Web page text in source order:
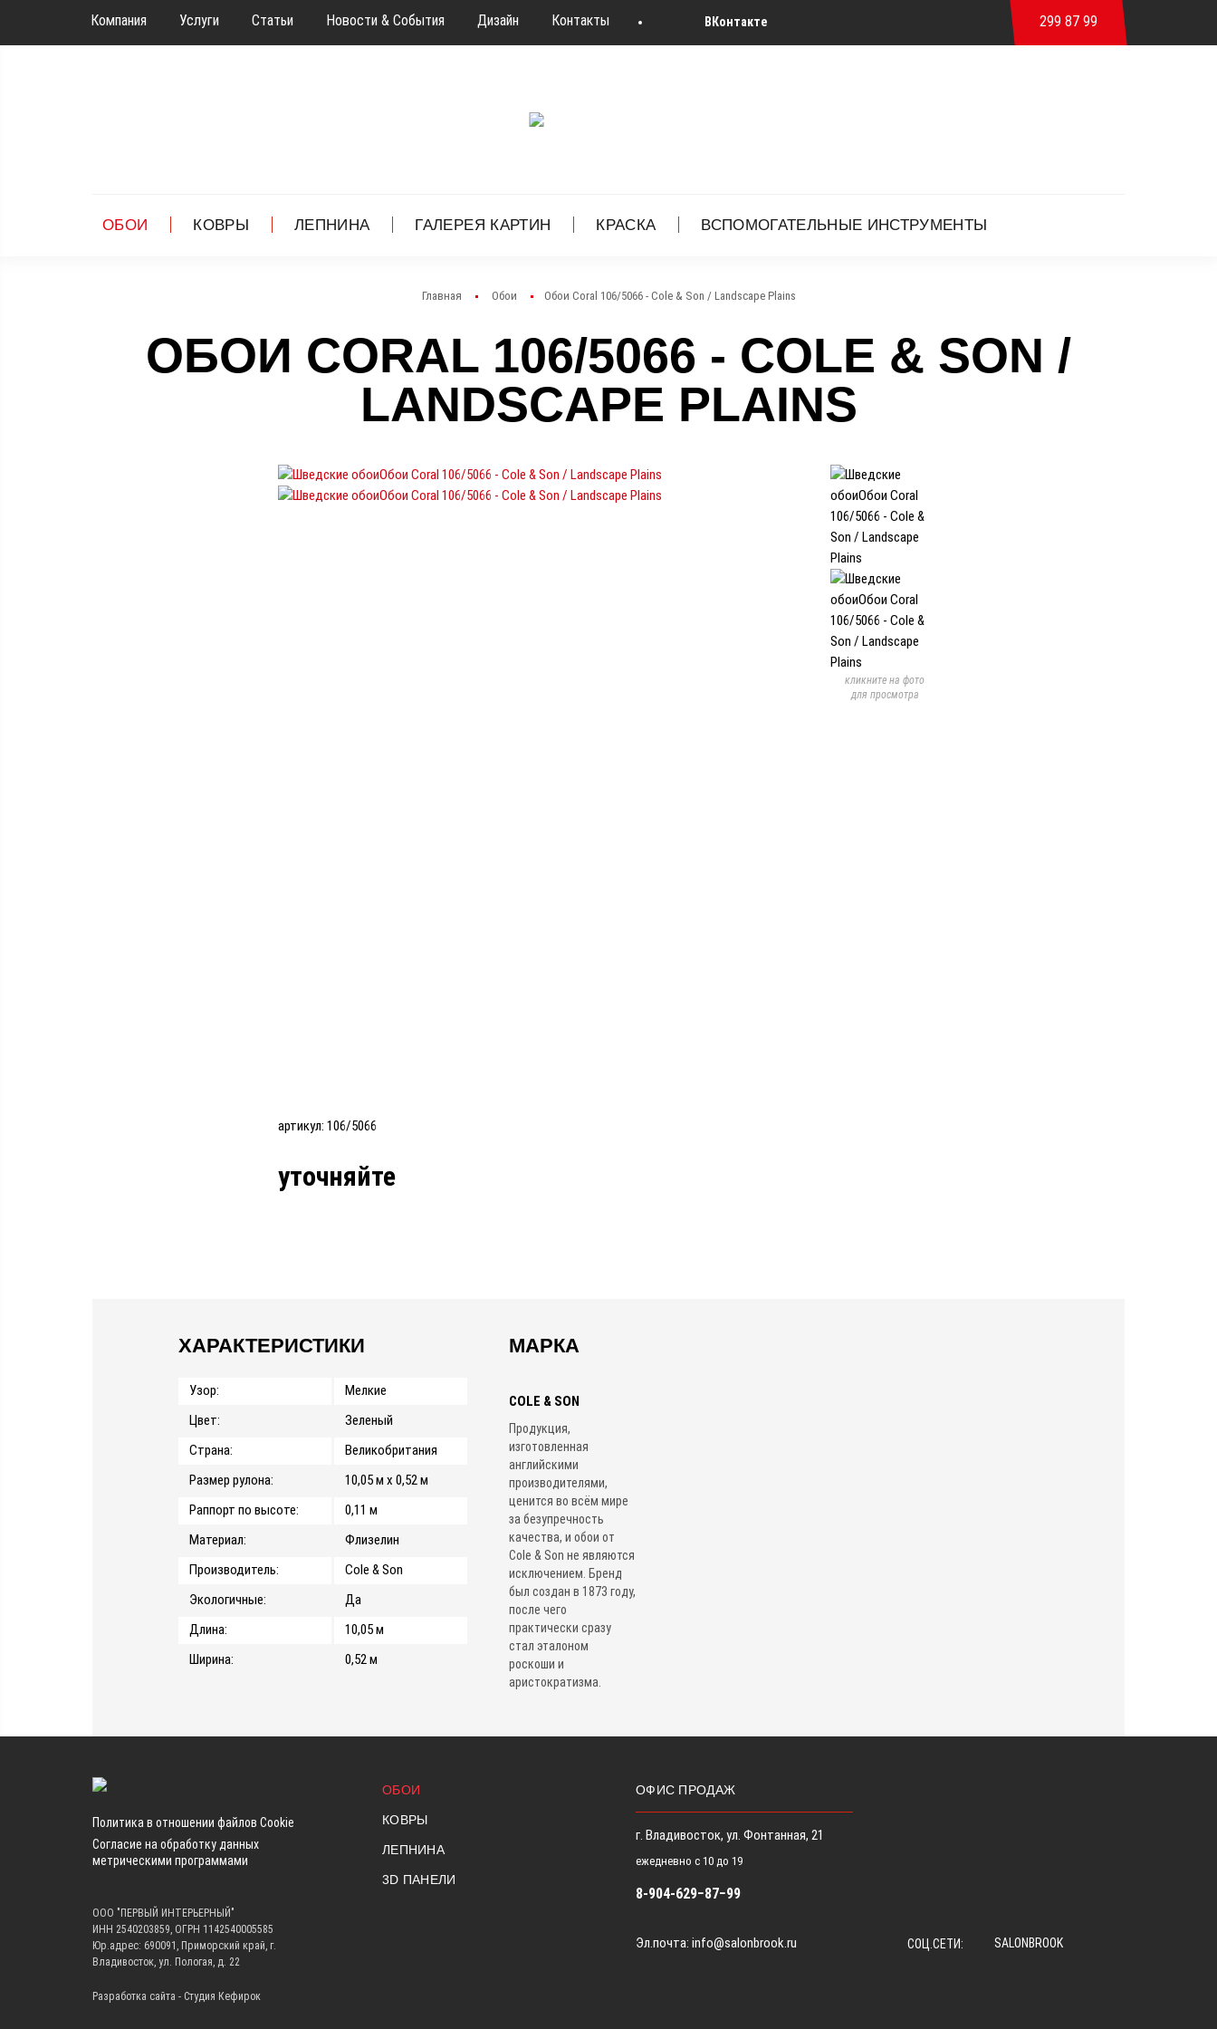
Компания Услуги Статьи Новости & События Дизайн Контакты ВКонтакте 299 87 99
ОБОИ КОВРЫ ЛЕПНИНА ГАЛЕРЕЯ КАРТИН КРАСКА ВСПОМОГАТЕЛЬНЫЕ ИНСТРУМЕНТЫ
Главная Обои Обои Coral 106/5066 - Cole & Son / Landscape Plains
ОБОИ CORAL 106/5066 - COLE & SON /
LANDSCAPE PLAINS
кликните на фото
для просмотра
артикул: 106/5066
уточняйте
ХАРАКТЕРИСТИКИ
Узор:
Мелкие
Цвет:
Зеленый
Страна:
Великобритания
Размер рулона:
10,05 м x 0,52 м
Раппорт по высоте:
0,11 м
Материал:
Флизелин
Производитель:
Cole & Son
Экологичные:
Да
Длина:
10,05 м
Ширина:
0,52 м
МАРКА
COLE & SON
Продукция,
изготовленная
английскими
производителями,
ценится во всём мире
за безупречность
качества, и обои от
Cole & Son не являются
исключением. Бренд
был создан в 1873 году,
после чего
практически сразу
стал эталоном
роскоши и
аристократизма.
ОФИС ПРОДАЖ
г. Владивосток, ул. Фонтанная, 21
ежедневно с 10 до 19
8-904-629−87−99
Эл.почта: info@salonbrook.ru СОЦ.СЕТИ: SALONBROOK
Политика в отношении файлов Cookie
Согласие на обработку данных
метрическими программами
ООО "ПЕРВЫЙ ИНТЕРЬЕРНЫЙ"
ИНН 2540203859, ОГРН 1142540005585
Юр.адрес: 690091, Приморский край, г.
Владивосток, ул. Пологая, д. 22
Разработка сайта - Студия Кефирок
ОБОИ
КОВРЫ
ЛЕПНИНА
3D ПАНЕЛИ